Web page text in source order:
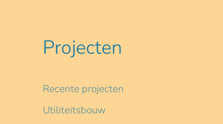
Projecten
Recente projecten
Utiliteitsbouw